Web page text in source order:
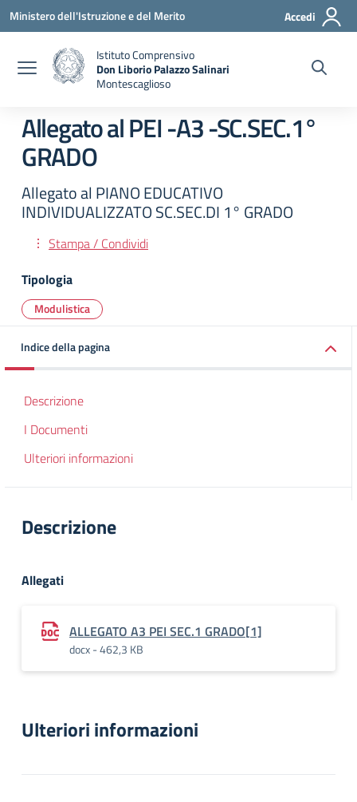
Vai ai contenuti
Vai al menu di navigazione
Vai al footer
Ministero dell'Istruzione e del Merito Accedi
Istituto Comprensivo
Don Liborio Palazzo Salinari
Montescaglioso
Allegato al PEI -A3 -SC.SEC.1°
GRADO
Allegato al PIANO EDUCATIVO
INDIVIDUALIZZATO SC.SEC.DI 1° GRADO
Stampa / Condividi
Tipologia
Modulistica
Indice della pagina
Descrizione
I Documenti
Ulteriori informazioni
Descrizione
Allegati
ALLEGATO A3 PEI SEC.1 GRADO[1]
docx - 462,3 KB
Ulteriori informazioni